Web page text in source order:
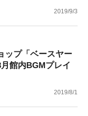
2019/9/3
ップ「ベースヤー
館内BGMプレイ
2019/8/1